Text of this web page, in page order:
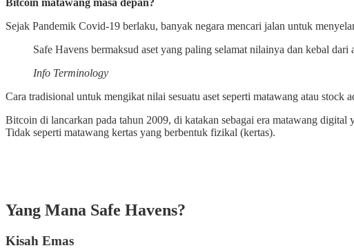
Sejak Pandemik Covid-19 berlaku, banyak negara mencari jalan untuk
Safe Havens bermaksud aset yang paling selamat nilainya dan kebal dari
Info Terminology
Cara tradisional untuk mengikat nilai sesuatu aset seperti matawang atau
Bitcoin di lancarkan pada tahun 2009, di katakan sebagai era matawang
Tidak seperti matawang kertas yang berbentuk fizikal (kertas).
Yang Mana Safe Havens?
Kisah Emas